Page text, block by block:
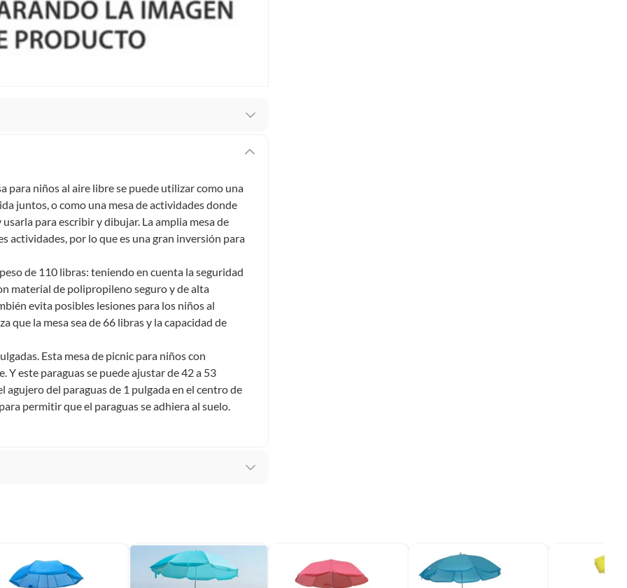
tenemoscategorías que cuentan con plazos
la naturaleza de los productos, no se pueden
devolución y cambio:
y otros productos para asfalto.
tecnología, línea blanca, colchones, muebles,
para niños al aire libre se puede utilizar como una
juntos, o como una mesa de actividades donde
para escribir y dibujar. La amplia mesa de
actividades, por lo que es una gran inversión para
de 110 libras: teniendo en cuenta la seguridad
material de polipropileno seguro y de alta
evita posibles lesiones para los niños al
la mesa sea de 66 libras y la capacidad de
Esta mesa de picnic para niños con
Y este paraguas se puede ajustar de 42 a 53
agujero del paraguas de 1 pulgada en el centro de
permitir que el paraguas se adhiera al suelo.
en caso detectar defectos de fabrica